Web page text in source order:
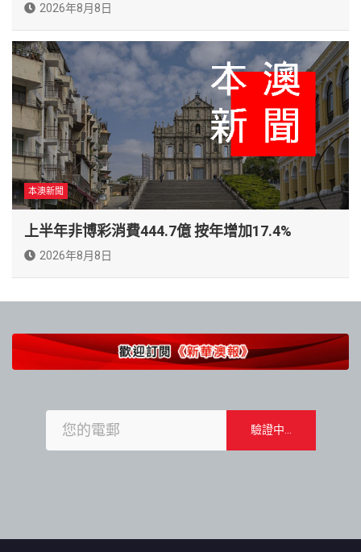
2026年8月8日
本澳新聞
上半年非博彩消費444.7億 按年增加17.4%
2026年8月8日